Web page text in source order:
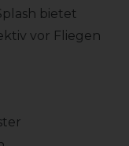
bietet
vor Fliegen